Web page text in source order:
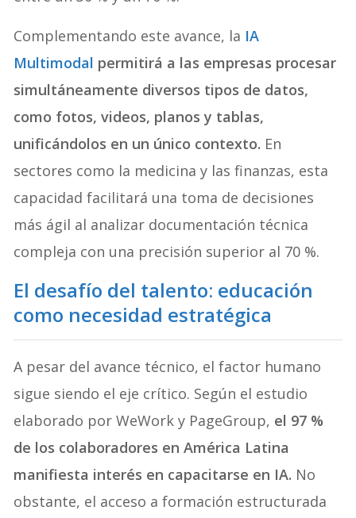
Complementando este avance, la IA
Multimodal permitirá a las empresas procesar
simultáneamente diversos tipos de datos,
como fotos, videos, planos y tablas,
unificándolos en un único contexto. En
sectores como la medicina y las finanzas, esta
capacidad facilitará una toma de decisiones
más ágil al analizar documentación técnica
compleja con una precisión superior al 70 %.
El desafío del talento: educación
como necesidad estratégica
A pesar del avance técnico, el factor humano
sigue siendo el eje crítico. Según el estudio
elaborado por WeWork y PageGroup, el 97 %
de los colaboradores en América Latina
manifiesta interés en capacitarse en IA. No
obstante, el acceso a formación estructurada